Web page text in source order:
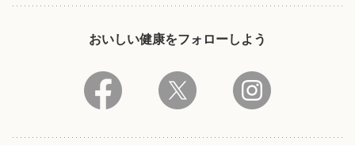
おいしい健康をフォローしよう